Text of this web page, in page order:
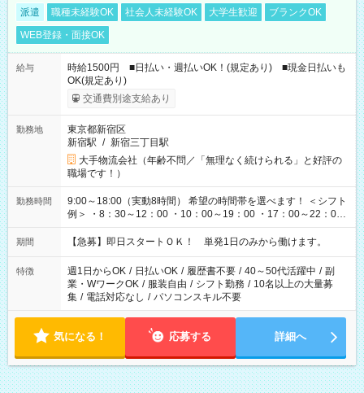
派遣 職種未経験OK 社会人未経験OK 大学生歓迎
ブランクOK
WEB登録・面接OK
給与
時給1500円 ■日払い・週払いOK！(規定あり) ■現金日払いも
OK(規定あり)
交通費別途支給あり
勤務地
東京都新宿区
新宿駅 / 新宿三丁目駅
大手物流会社（年齢不問／「無理なく続けられる」と好評の
職場です！）
勤務時間
9:00～18:00（実動8時間） 希望の時間帯を選べます！ ＜シフト
例＞ ・8：30～12：00 ・10：00～19：00 ・17：00～22：00
・13：00～22：00 ・22：00～翌6：00 など
期間 【急募】即日スタートＯＫ！ 単発1日のみから働けます。
特徴 週1日からOK / 日払いOK / 履歴書不要 / 40～50代活躍中 / 副
業・WワークOK / 服装自由 / シフト勤務 / 10名以上の大量募
集 / 電話対応なし / パソコンスキル不要
気になる！ 応募する 詳細へ